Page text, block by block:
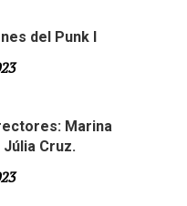
del Punk I
Marina
Cruz.
Temporada 2